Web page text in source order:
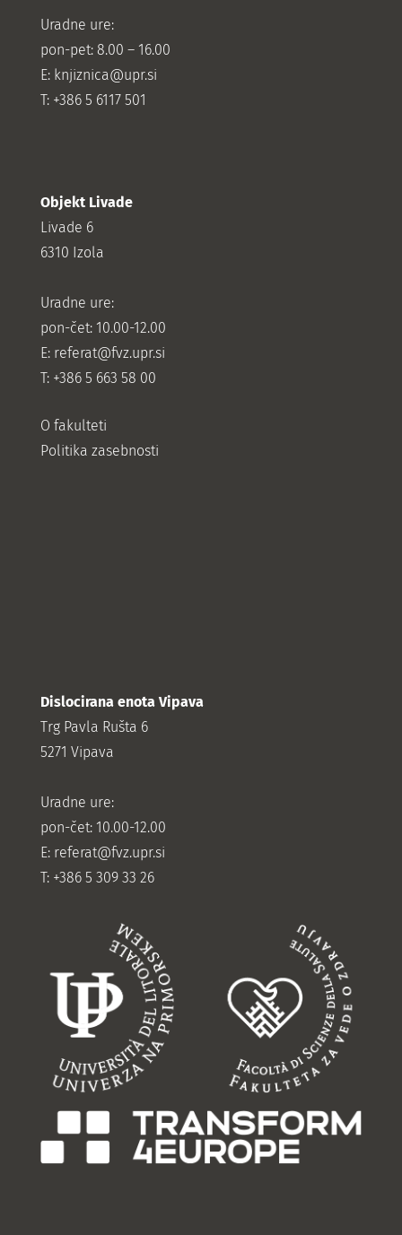
Uradne ure:
pon-pet: 8.00 – 16.00
E: knjiznica@upr.si
T: +386 5 6117 501
Objekt Livade
Livade 6
6310 Izola
Uradne ure:
pon-čet: 10.00-12.00
E: referat@fvz.upr.si
T: +386 5 663 58 00
O fakulteti
Politika zasebnosti
Dislocirana enota Vipava
Trg Pavla Rušta 6
5271 Vipava
Uradne ure:
pon-čet: 10.00-12.00
E: referat@fvz.upr.si
T: +386 5 309 33 26